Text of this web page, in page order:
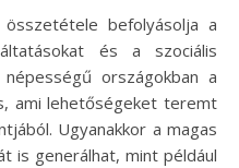
befolyásolja a
és a szociális
országokban a
ami lehetőségeket teremt
Ugyanakkor a magas
is generálhat, mint például